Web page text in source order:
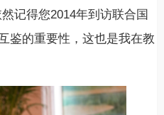
记得您2014年到访联合国
鉴的重要性，这也是我在教